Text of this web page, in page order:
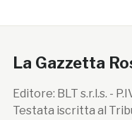
La Gazzetta
Editore: BLT s.r.l.s. -
Testata iscritta al